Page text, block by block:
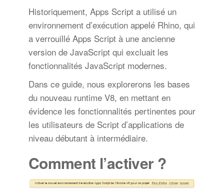
Historiquement, Apps Script a utilisé un
environnement d’exécution appelé Rhino, qui
a verrouillé Apps Script à une ancienne
version de JavaScript qui excluait les
fonctionnalités JavaScript modernes.
Dans ce guide, nous explorerons les bases
du nouveau runtime V8, en mettant en
évidence les fonctionnalités pertinentes pour
les utilisateurs de Script d’applications de
niveau débutant à intermédiaire.
Comment l’activer ?